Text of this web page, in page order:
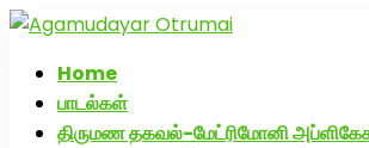
Home
பாடல்கள்
திருமண தகவல்-மேட்ரிமோனி
அகமுடையார் திருமண வரன்களுக்கு